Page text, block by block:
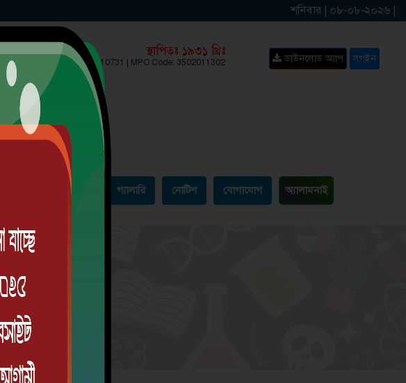
শনিবার | ০৮-০৮-২০২৬ |
স্থাপিতঃ ১৯৩১ খ্রিঃ
EIIN: 110731 | MPO Code: 3502011302 ডাউনলোড অ্যাপ লগইন
রেজাল্ট গ্যালারি নোটিশ যোগাযোগ অ্যালামনাই